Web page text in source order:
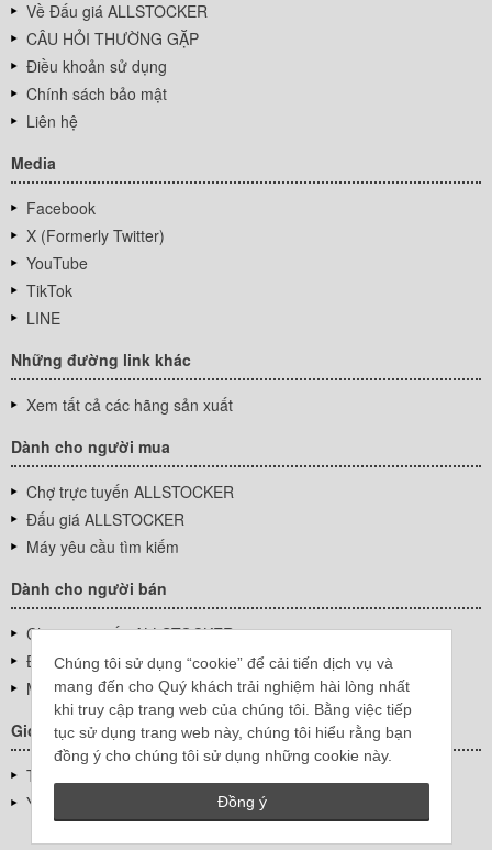
Chúng tôi sử dụng “cookie” để cải tiến dịch vụ và
mang đến cho Quý khách trải nghiệm hài lòng nhất
khi truy cập trang web của chúng tôi. Bằng việc tiếp
tục sử dụng trang web này, chúng tôi hiểu rằng bạn
đồng ý cho chúng tôi sử dụng những cookie này.
Đồng ý
Về Đấu giá ALLSTOCKER
CÂU HỎI THƯỜNG GẶP
Điều khoản sử dụng
Chính sách bảo mật
Liên hệ
Media
Facebook
X (Formerly Twitter)
YouTube
TikTok
LINE
Những đường link khác
Xem tất cả các hãng sản xuất
Dành cho người mua
Chợ trực tuyến ALLSTOCKER
Đấu giá ALLSTOCKER
Máy yêu cầu tìm kiếm
Dành cho người bán
Chợ trực tuyến ALLSTOCKER
Đấu giá ALLSTOCKER
Máy yêu cầu tìm kiếm
Giới thiệu công ty
Thông tin về doanh nghiệp
YUTAKA Inc.